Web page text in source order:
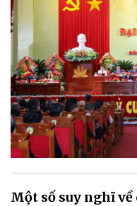
Một số suy nghĩ về